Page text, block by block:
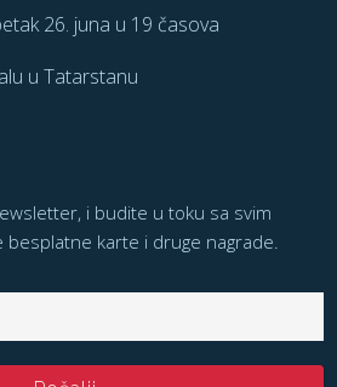
26. juna u 19 časova
u Tatarstanu
i budite u toku sa svim
besplatne karte i druge nagrade.